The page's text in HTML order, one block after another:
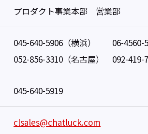
プロダクト事業本部 営業部
045-640-5906（横浜） 06-4560-
052-856-3310（名古屋） 092-419-
045-640-5919
clsales@chatluck.com